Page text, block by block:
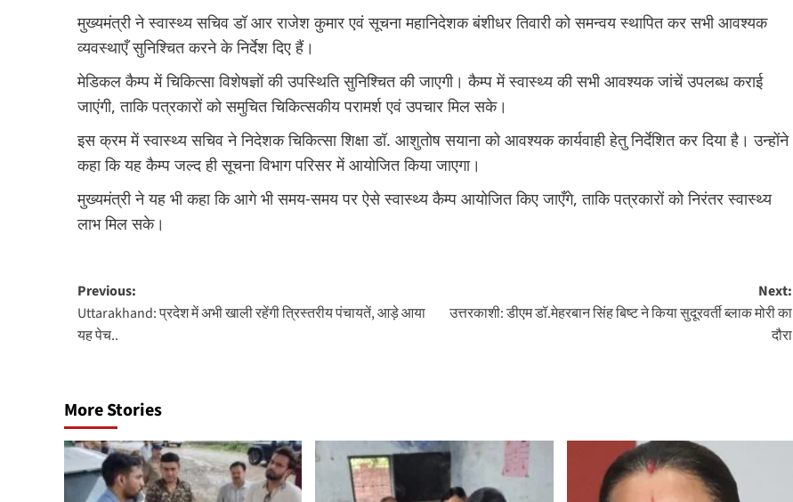
मुख्यमंत्री ने स्वास्थ्य सचिव डॉ आर राजेश कुमार एवं सूचना महानिदेशक बंशीधर तिवारी को समन्वय स्थापित कर सभी आवश्यक
व्यवस्थाएँ सुनिश्चित करने के निर्देश दिए हैं।
मेडिकल कैम्प में चिकित्सा विशेषज्ञों की उपस्थिति सुनिश्चित की जाएगी। कैम्प में स्वास्थ्य की सभी आवश्यक जांचें उपलब्ध कराई
जाएंगी, ताकि पत्रकारों को समुचित चिकित्सकीय परामर्श एवं उपचार मिल सके।
इस क्रम में स्वास्थ्य सचिव ने निदेशक चिकित्सा शिक्षा डॉ. आशुतोष सयाना को आवश्यक कार्यवाही हेतु निर्देशित कर दिया है। उन्होंने
कहा कि यह कैम्प जल्द ही सूचना विभाग परिसर में आयोजित किया जाएगा।
मुख्यमंत्री ने यह भी कहा कि आगे भी समय-समय पर ऐसे स्वास्थ्य कैम्प आयोजित किए जाएँगे, ताकि पत्रकारों को निरंतर स्वास्थ्य
लाभ मिल सके।
Post
navigation
Previous:
Uttarakhand: प्रदेश में अभी खाली रहेंगी त्रिस्तरीय पंचायतें, आड़े आया
यह पेच..
Next:
उत्तरकाशी: डीएम डॉ.मेहरबान सिंह बिष्ट ने किया सुदूरवर्ती ब्लाक मोरी का
दौरा
More Stories